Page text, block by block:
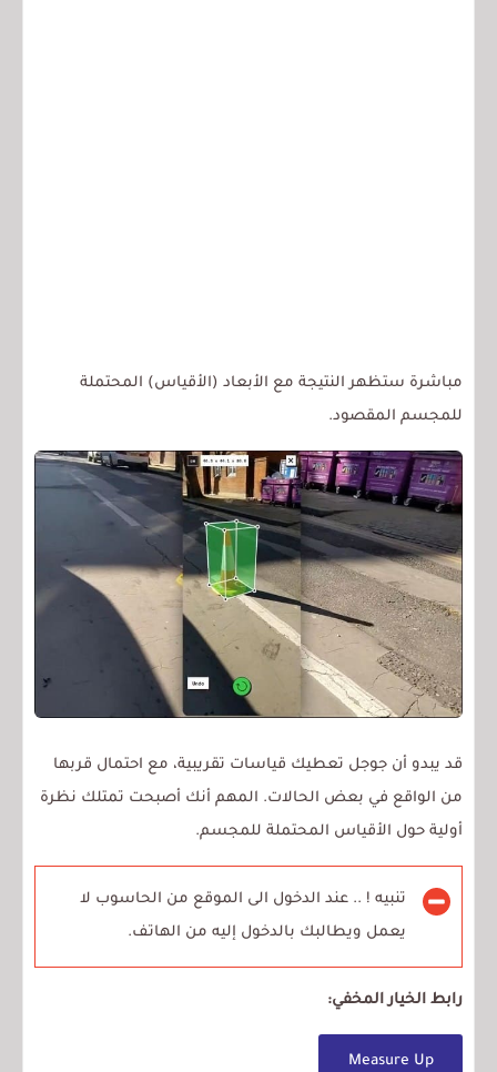
مباشرة ستظهر النتيجة مع الأبعاد (الأقياس) المحتملة
للمجسم المقصود.
قد يبدو أن جوجل تعطيك قياسات تقريبية، مع احتمال قربها
من الواقع في بعض الحالات. المهم أنك أصبحت تمتلك نظرة
أولية حول الأقياس المحتملة للمجسم.
تنبيه ! .. عند الدخول الى الموقع من الحاسوب لا
يعمل ويطالبك بالدخول إليه من الهاتف.
رابط الخيار المخفي:
Measure Up